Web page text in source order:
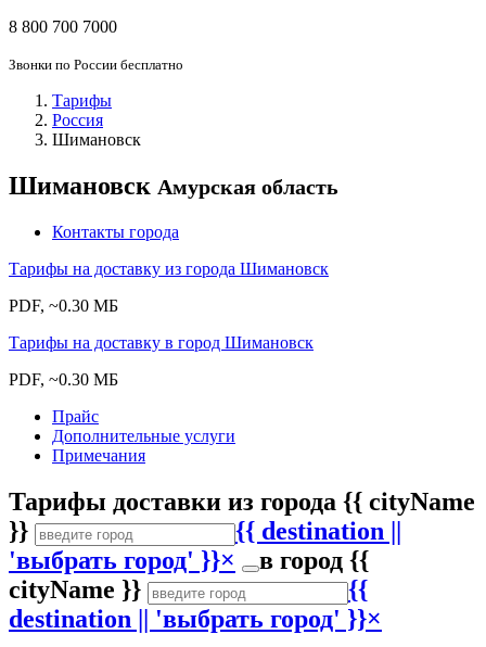
8 800 700 7000
Звонки по России бесплатно
Тарифы
Россия
Шимановск
Шимановск Амурская область
Контакты города
Тарифы на доставку из города Шимановск
PDF, ~0.30 МБ
Тарифы на доставку в город Шимановск
PDF, ~0.30 МБ
Прайс
Дополнительные услуги
Примечания
Тарифы доставки из города {{ cityName
}}
{{ destination ||
'выбрать город' }}× в город {{
cityName }}
{{
destination || 'выбрать город' }}×